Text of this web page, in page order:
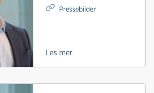
Pressebilder
Les mer